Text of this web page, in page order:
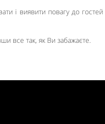
і виявити повагу до
все так, як Ви забажаєте.